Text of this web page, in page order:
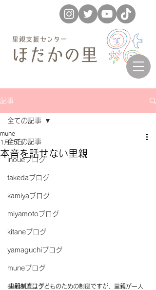
記事
全ての記事
inoueブログ
takedaブログ
kamiyaブログ
miyamotoブログ
kitaneブログ
yamaguchiブログ
muneブログ
shibaブログ
全ての記事
本音を話せない里親
mune
1月15日
里親制度は子どものための制度ですが、里親が一人